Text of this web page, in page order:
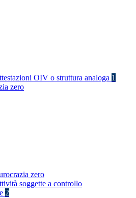
OIV o struttura analoga 1
zero
zero
soggette a controllo
2